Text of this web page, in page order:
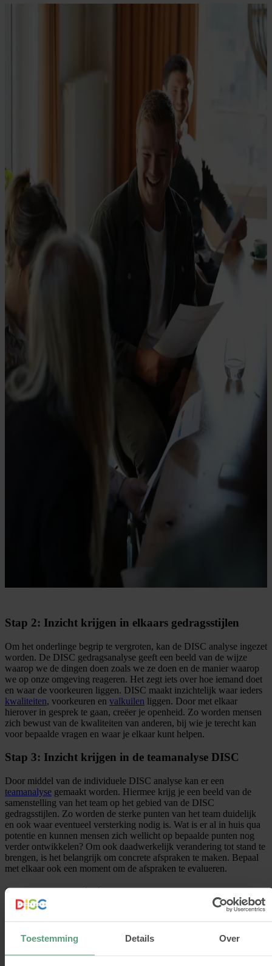
Toestemming Details Over
Stap 2: Inzicht krijgen in elkaars gedragsstijlen
Om het onderlinge begrip te vergroten, kan de DISC analyse ingezet
worden. De DISC gedragsanalyse geeft een beeld van de wijze
waarop we de dingen doen zoals we ze doen en de manier waarop
we op onze omgeving reageren. Het zegt iets over hoe iemand doet
en waar de voorkeuren liggen. DISC maakt inzichtelijk waar ieders
kwaliteiten, voorkeuren en valkuilen liggen. Door met elkaar
hierover in gesprek te gaan, creëer je openheid. Zo worden mensen
zich bewust van de kwaliteiten van anderen, bij wie je terecht kan
voor bepaalde vragen en waar je elkaar kunt helpen.
Stap 3: Inzicht krijgen in de teamanalyse DISC
Door middel van de individuele DISC analyse kan er een
teamanalyse gemaakt worden. Hiermee krijg je een beeld van de
samenstelling van het team op het gebied van de DISC
gedragsstijlen. Zo worden de sterke punten van het team duidelijk
en ook waar eventueel versterking nodig is. Wat is er al in huis qua
potentie en kunnen mensen zich wellicht op bepaalde punten nog
verder ontwikkelen? Om ook daadwerkelijk verandering tot stand te
brengen, is het belangrijk om concrete afspraken te maken. Bepaal
met elkaar ook een moment om de afspraken te evalueren.
Stap 4: Teambuilding
Maak ruimte om met elkaar iets leuks te ondernemen, los van het
worden. Op deze manier leren mensen elkaar op een informele
gedeeld. Het laat zien hoe je verbaal en non-verbaal met elkaar kan